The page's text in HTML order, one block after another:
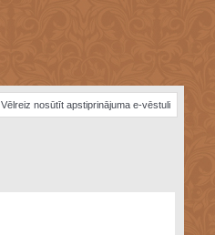
Vēlreiz nosūtīt apstiprinājuma e-vēstuli